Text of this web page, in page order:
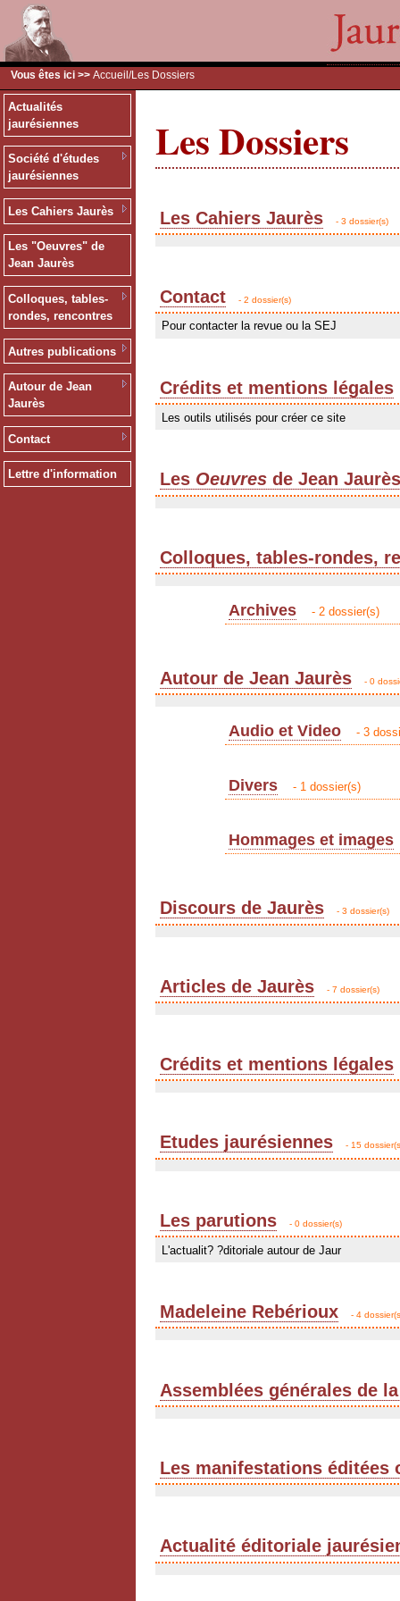
Vous êtes ici >> Accueil /Les Dossiers
Actualités
jaurésiennes
Société d'études
jaurésiennes
Les Cahiers Jaurès
Les "Oeuvres" de
Jean Jaurès
Colloques, tables-
rondes, rencontres
Autres publications
Autour de Jean
Jaurès
Contact
Lettre d'information
Les Dossiers
Les Cahiers Jaurès - 3 dossier(s)
Contact - 2 dossier(s)
Pour contacter la revue ou la SEJ
Crédits et mentions légales
Les outils utilisés pour créer ce site
Les Oeuvres de Jean
Colloques, tables-rondes,
Archives - 2 dossier(s)
Autour de Jean Jaurès - 0
Audio et Video - 3
Divers - 1 dossier(s)
Hommages et images
Discours de Jaurès - 3 dossier(s)
Articles de Jaurès - 7 dossier(s)
Crédits et mentions légales
Etudes jaurésiennes - 15
Les parutions - 0 dossier(s)
L'actualit? ?ditoriale autour de Jaur
Madeleine Rebérioux - 4
Assemblées générales de
Les manifestations éditées
Actualité éditoriale